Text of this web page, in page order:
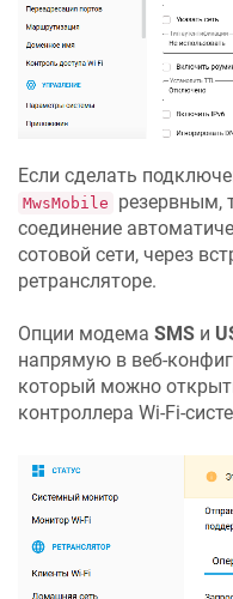
Если сделать
MwsMobile
резервным,
соединение
сотовой сети, через
ретрансляторе.
Опции модема SMS и
напрямую в веб-
который можно
контроллера Wi-Fi-